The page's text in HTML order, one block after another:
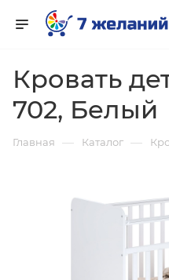
Кровать
702, Белый
Главная — Каталог —